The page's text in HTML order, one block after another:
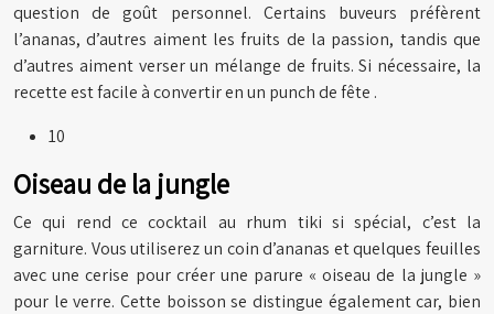
question de goût personnel. Certains buveurs préfèrent
l’ananas, d’autres aiment les fruits de la passion, tandis que
d’autres aiment verser un mélange de fruits. Si nécessaire, la
recette est facile à convertir en un punch de fête .
10
Oiseau de la jungle
Ce qui rend ce cocktail au rhum tiki si spécial, c’est la
garniture. Vous utiliserez un coin d’ananas et quelques feuilles
avec une cerise pour créer une parure « oiseau de la jungle »
pour le verre. Cette boisson se distingue également car, bien